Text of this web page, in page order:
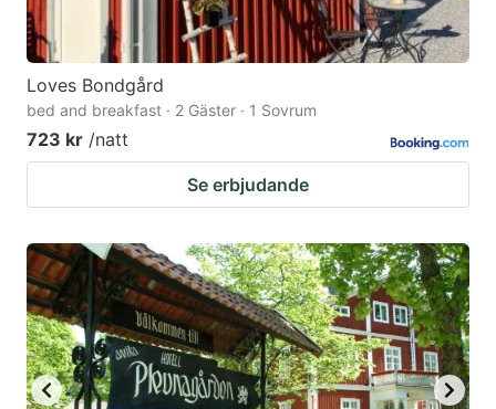
Loves Bondgård
bed and breakfast · 2 Gäster · 1 Sovrum
723 kr /natt
Se erbjudande